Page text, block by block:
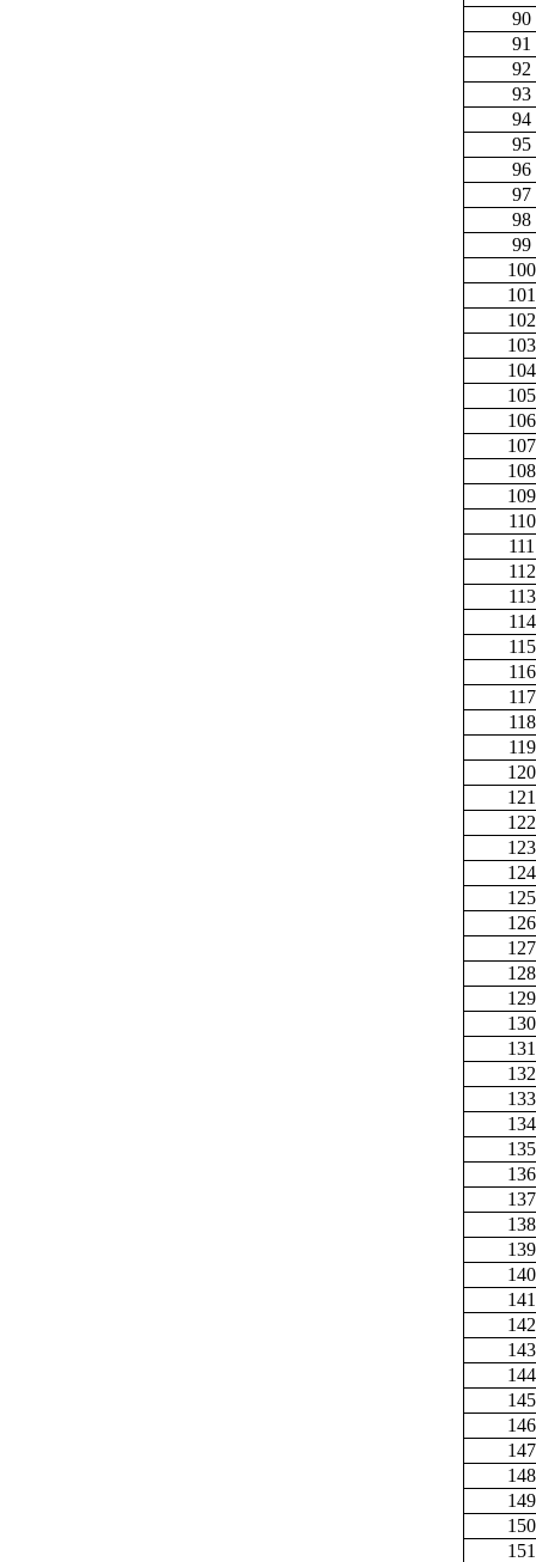
90
91
92
93
94
95
96
97
98
99
100
101
102
103
104
105
106
107
108
109
110
111
112
113
114
115
116
117
118
119
120
121
122
123
124
125
126
127
128
129
130
131
132
133
134
135
136
137
138
139
140
141
142
143
144
145
146
147
148
149
150
151